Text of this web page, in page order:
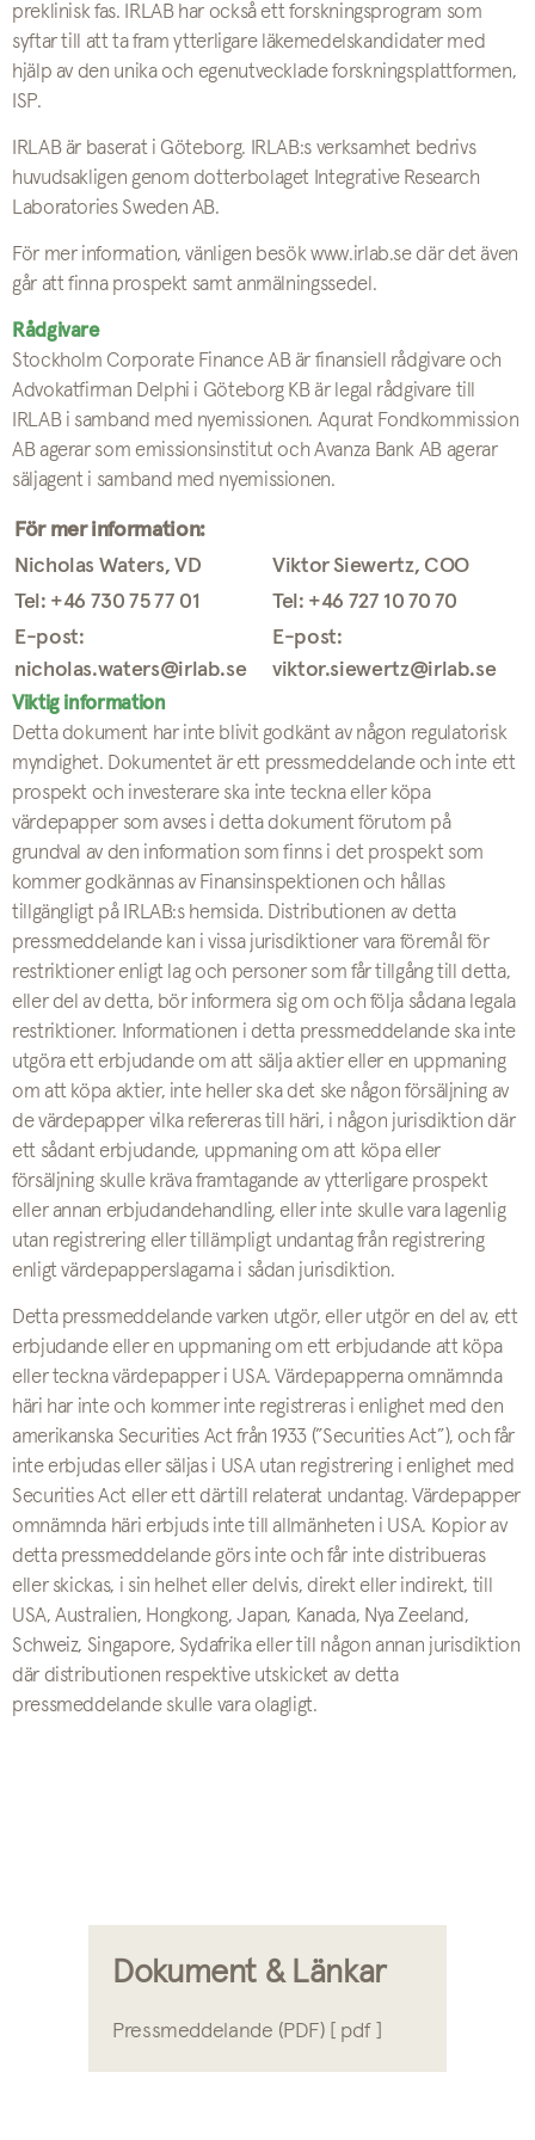
preklinisk fas. IRLAB har också ett forskningsprogram som
syftar till att ta fram ytterligare läkemedelskandidater med
hjälp av den unika och egenutvecklade forskningsplattformen,
ISP.
IRLAB är baserat i Göteborg. IRLAB:s verksamhet bedrivs
huvudsakligen genom dotterbolaget Integrative Research
Laboratories Sweden AB.
För mer information, vänligen besök www.irlab.se där det även
går att finna prospekt samt anmälningssedel.
Rådgivare
Stockholm Corporate Finance AB är finansiell rådgivare och
Advokatfirman Delphi i Göteborg KB är legal rådgivare till
IRLAB i samband med nyemissionen. Aqurat Fondkommission
AB agerar som emissionsinstitut och Avanza Bank AB agerar
säljagent i samband med nyemissionen.
För mer information:
Nicholas Waters, VD
Viktor Siewertz, COO
Tel: +46 730 75 77 01
Tel: +46 727 10 70 70
E-post:
nicholas.waters@irlab.se
E-post:
viktor.siewertz@irlab.se
Viktig information
Detta dokument har inte blivit godkänt av någon regulatorisk
myndighet. Dokumentet är ett pressmeddelande och inte ett
prospekt och investerare ska inte teckna eller köpa
värdepapper som avses i detta dokument förutom på
grundval av den information som finns i det prospekt som
kommer godkännas av Finansinspektionen och hållas
tillgängligt på IRLAB:s hemsida. Distributionen av detta
pressmeddelande kan i vissa jurisdiktioner vara föremål för
restriktioner enligt lag och personer som får tillgång till detta,
eller del av detta, bör informera sig om och följa sådana legala
restriktioner. Informationen i detta pressmeddelande ska inte
utgöra ett erbjudande om att sälja aktier eller en uppmaning
om att köpa aktier, inte heller ska det ske någon försäljning av
de värdepapper vilka refereras till häri, i någon jurisdiktion där
ett sådant erbjudande, uppmaning om att köpa eller
försäljning skulle kräva framtagande av ytterligare prospekt
eller annan erbjudandehandling, eller inte skulle vara lagenlig
utan registrering eller tillämpligt undantag från registrering
enligt värdepapperslagarna i sådan jurisdiktion.
Detta pressmeddelande varken utgör, eller utgör en del av, ett
erbjudande eller en uppmaning om ett erbjudande att köpa
eller teckna värdepapper i USA. Värdepapperna omnämnda
häri har inte och kommer inte registreras i enlighet med den
amerikanska Securities Act från 1933 (”Securities Act”), och får
inte erbjudas eller säljas i USA utan registrering i enlighet med
Securities Act eller ett därtill relaterat undantag. Värdepapper
omnämnda häri erbjuds inte till allmänheten i USA. Kopior av
detta pressmeddelande görs inte och får inte distribueras
eller skickas, i sin helhet eller delvis, direkt eller indirekt, till
USA, Australien, Hongkong, Japan, Kanada, Nya Zeeland,
Schweiz, Singapore, Sydafrika eller till någon annan jurisdiktion
där distributionen respektive utskicket av detta
pressmeddelande skulle vara olagligt.
Dokument & Länkar
Pressmeddelande (PDF) [ pdf ]